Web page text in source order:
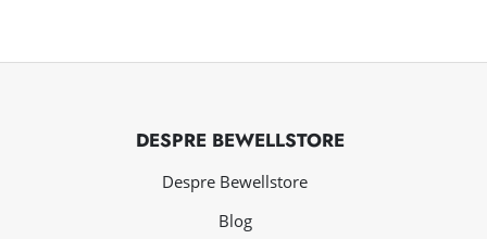
DESPRE BEWELLSTORE
Despre Bewellstore
Blog